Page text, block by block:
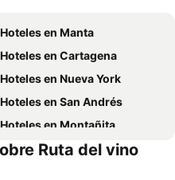
Hoteles en Manta
Hoteles en Cartagena
Hoteles en Nueva York
Hoteles en San Andrés
Hoteles en Montañita
Hoteles en Pedernales
Ruta del vino